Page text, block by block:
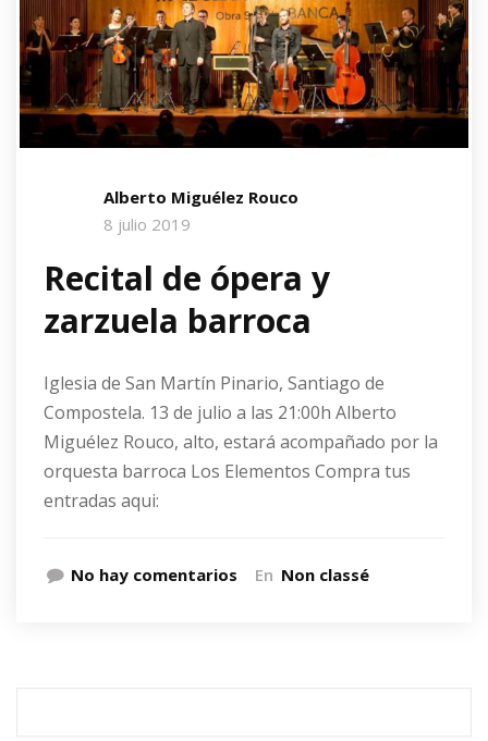
Alberto Miguélez Rouco
8 julio 2019
Recital de ópera y
zarzuela barroca
Iglesia de San Martín Pinario, Santiago de
Compostela. 13 de julio a las 21:00h Alberto
Miguélez Rouco, alto, estará acompañado por la
orquesta barroca Los Elementos Compra tus
entradas aqui:
No hay comentarios En Non classé